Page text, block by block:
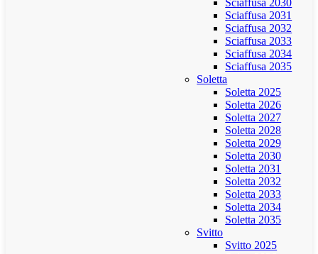
Sciaffusa 2030
Sciaffusa 2031
Sciaffusa 2032
Sciaffusa 2033
Sciaffusa 2034
Sciaffusa 2035
Soletta
Soletta 2025
Soletta 2026
Soletta 2027
Soletta 2028
Soletta 2029
Soletta 2030
Soletta 2031
Soletta 2032
Soletta 2033
Soletta 2034
Soletta 2035
Svitto
Svitto 2025